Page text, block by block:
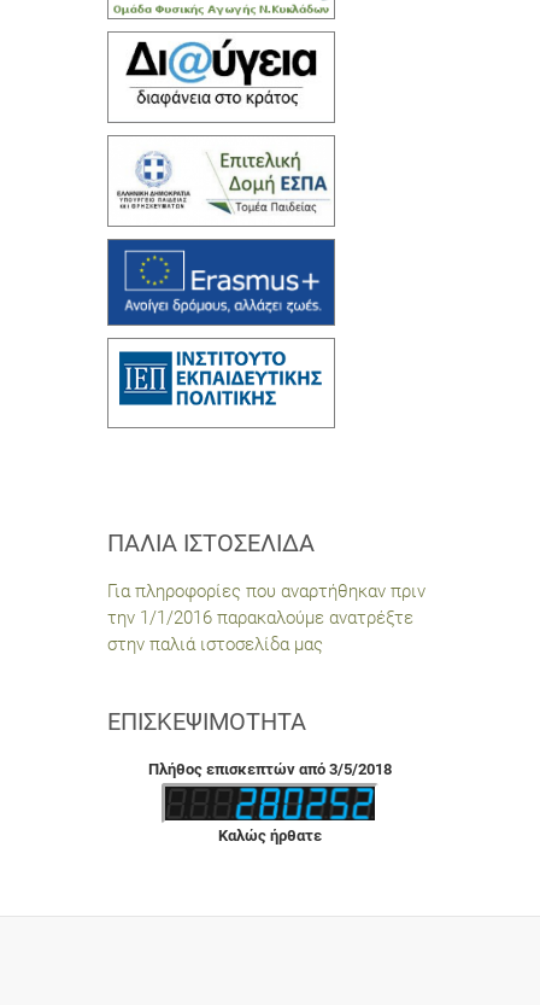
ΠΑΛΙΆ ΙΣΤΟΣΕΛΊΔΑ
Για πληροφορίες που αναρτήθηκαν πριν
την 1/1/2016 παρακαλούμε ανατρέξτε
στην παλιά ιστοσελίδα μας
ΕΠΙΣΚΕΨΙΜΌΤΗΤΑ
Πλήθος επισκεπτών από 3/5/2018
Καλώς ήρθατε